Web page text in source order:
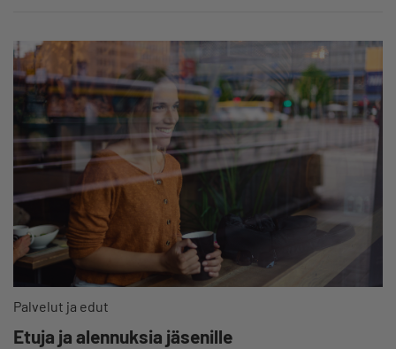
Palvelut ja edut
Etuja ja alennuksia jäsenille